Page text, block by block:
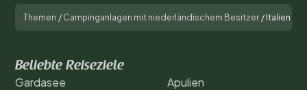
Themen / Campinganlagen mit niederländischem Besitzer / Italien
Beliebte Reiseziele
Gardasee
Apulien